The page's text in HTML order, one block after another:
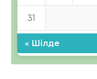
31
« Шілде